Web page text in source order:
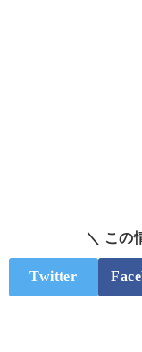
＼ この
Twitter